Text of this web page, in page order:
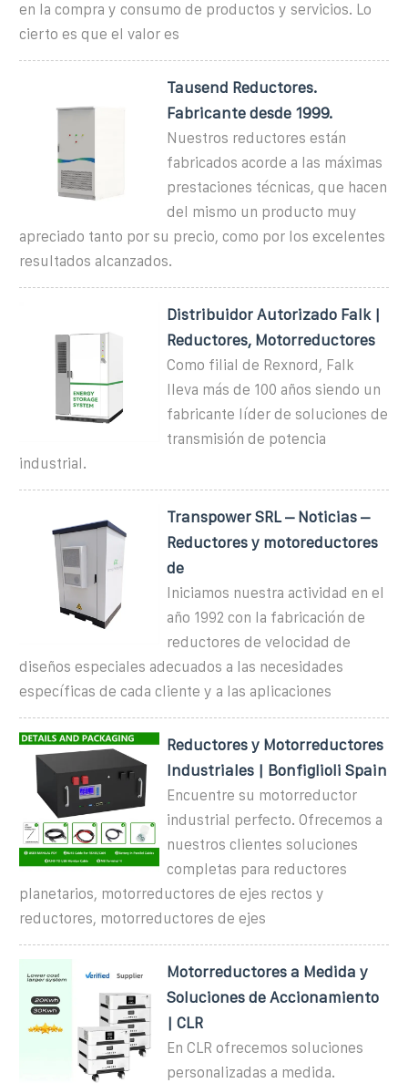
en la compra y consumo de productos y servicios. Lo
cierto es que el valor es
Tausend Reductores.
Fabricante desde 1999.
Nuestros reductores están
fabricados acorde a las máximas
prestaciones técnicas, que hacen
del mismo un producto muy
apreciado tanto por su precio, como por los excelentes
resultados alcanzados.
Distribuidor Autorizado Falk |
Reductores, Motorreductores
Como filial de Rexnord, Falk
lleva más de 100 años siendo un
fabricante líder de soluciones de
transmisión de potencia
industrial.
Transpower SRL – Noticias –
Reductores y motoreductores
de
Iniciamos nuestra actividad en el
año 1992 con la fabricación de
reductores de velocidad de
diseños especiales adecuados a las necesidades
específicas de cada cliente y a las aplicaciones
Reductores y Motorreductores
Industriales | Bonfiglioli Spain
Encuentre su motorreductor
industrial perfecto. Ofrecemos a
nuestros clientes soluciones
completas para reductores
planetarios, motorreductores de ejes rectos y
reductores, motorreductores de ejes
Motorreductores a Medida y
Soluciones de Accionamiento
| CLR
En CLR ofrecemos soluciones
personalizadas a medida.